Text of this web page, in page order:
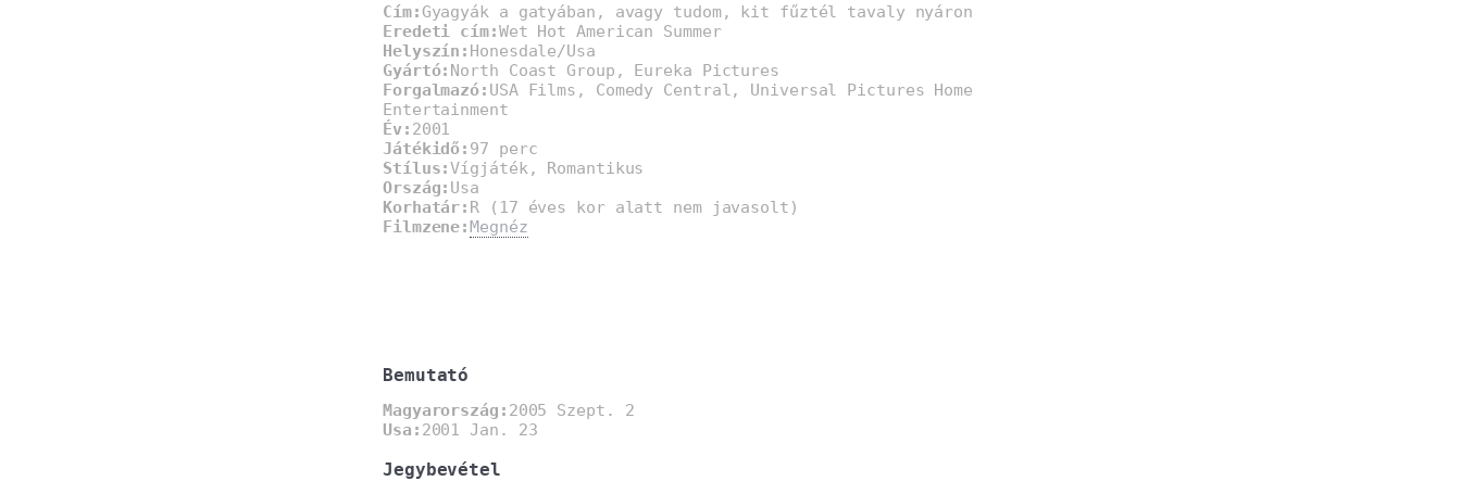
Cím: Gyagyák a gatyában, avagy tudom, kit fűztél tavaly nyáron
Eredeti cím:Wet Hot American Summer
Helyszín: Honesdale/Usa
Gyártó: North Coast Group, Eureka Pictures
Forgalmazó: USA Films, Comedy Central, Universal Pictures Home
Entertainment
Év: 2001
Játékidő: 97 perc
Stílus:Vígjáték, Romantikus
Ország: Usa
Korhatár: R (17 éves kor alatt nem javasolt)
Filmzene:Megnéz
Bemutató
Magyarország: 2005 Szept. 2
Usa: 2001 Jan. 23
Jegybevétel